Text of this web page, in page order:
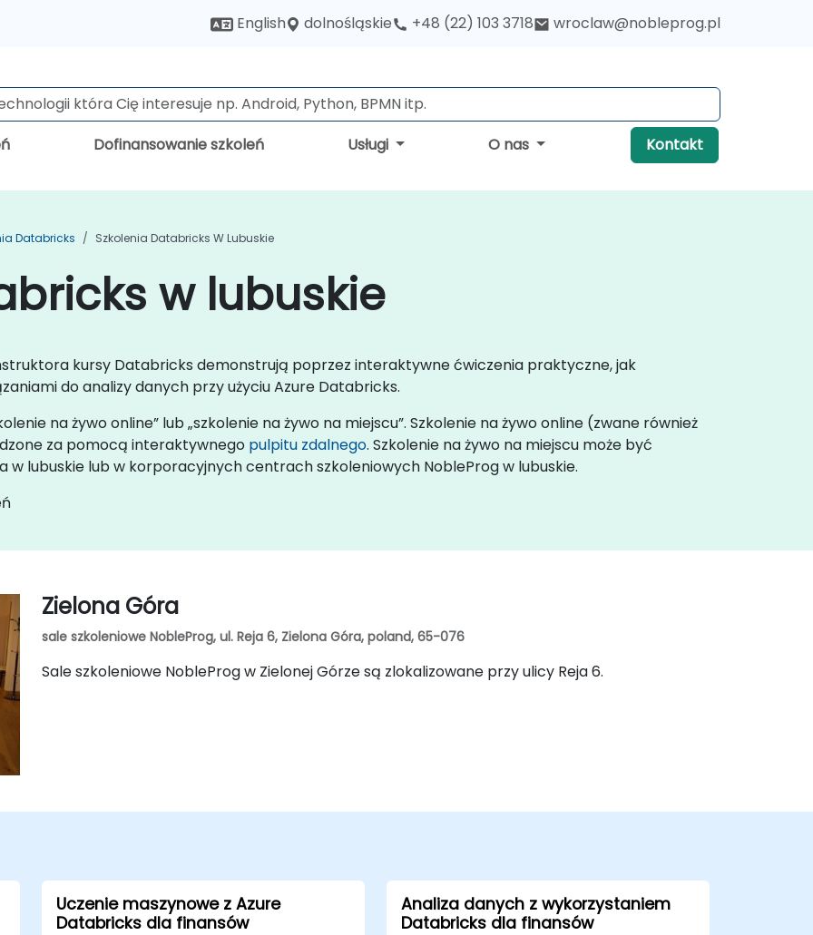
English dolnośląskie +48 (22) 103 3718 wroclaw@nobleprog.pl
Dofinansowanie szkoleń Usługi O nas Kontakt
Databricks Szkolenia Databricks W Lubuskie
w lubuskie
kursy Databricks demonstrują poprzez interaktywne ćwiczenia praktyczne, jak
do analizy danych przy użyciu Azure Databricks.
na żywo online” lub „szkolenie na żywo na miejscu”. Szkolenie na żywo online (zwane również
za pomocą interaktywnego pulpitu zdalnego. Szkolenie na żywo na miejscu może być
w lubuskie lub w korporacyjnych centrach szkoleniowych NobleProg w lubuskie.
Zielona Góra
sale szkoleniowe NobleProg, ul. Reja 6, Zielona Góra, poland, 65-076
Sale szkoleniowe NobleProg w Zielonej Górze są zlokalizowane przy ulicy Reja 6.
Uczenie maszynowe z Azure
Databricks dla finansów
Analiza danych z wykorzystaniem
Databricks dla finansów